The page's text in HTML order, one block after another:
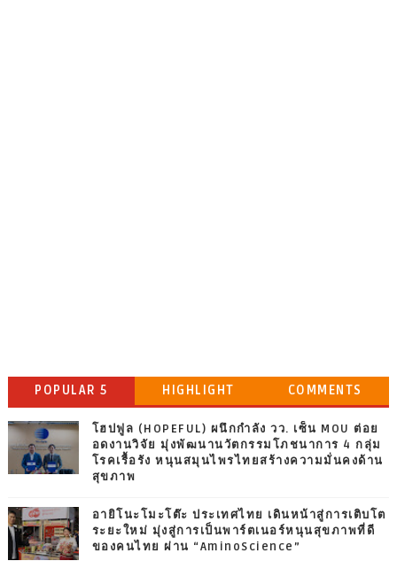
POPULAR 5 HIGHLIGHT COMMENTS
โฮปฟูล (HOPEFUL) ผนึกกำลัง วว. เซ็น MOU ต่อย
อดงานวิจัย มุ่งพัฒนานวัตกรรมโภชนาการ 4 กลุ่ม
โรคเรื้อรัง หนุนสมุนไพรไทยสร้างความมั่นคงด้าน
สุขภาพ
อายิโนะโมะโต๊ะ ประเทศไทย เดินหน้าสู่การเติบโต
ระยะใหม่ มุ่งสู่การเป็นพาร์ตเนอร์หนุนสุขภาพที่ดี
ของคนไทย ผ่าน “AminoScience”